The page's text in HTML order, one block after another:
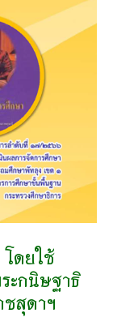
โดยใช้
ะกนิษฐาธิ
ชสุดาฯ